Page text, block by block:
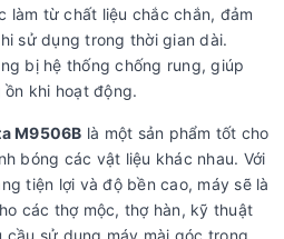
làm từ chất liệu chắc chắn, đảm
sử dụng trong thời gian dài.
bị hệ thống chống rung, giúp
khi hoạt động.
M9506B là một sản phẩm tốt cho
bóng các vật liệu khác nhau. Với
tiện lợi và độ bền cao, máy sẽ là
các thợ mộc, thợ hàn, kỹ thuật